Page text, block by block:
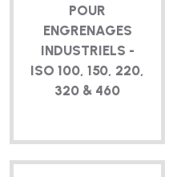
POUR
ENGRENAGES
INDUSTRIELS -
ISO 100, 150, 220,
320 & 460